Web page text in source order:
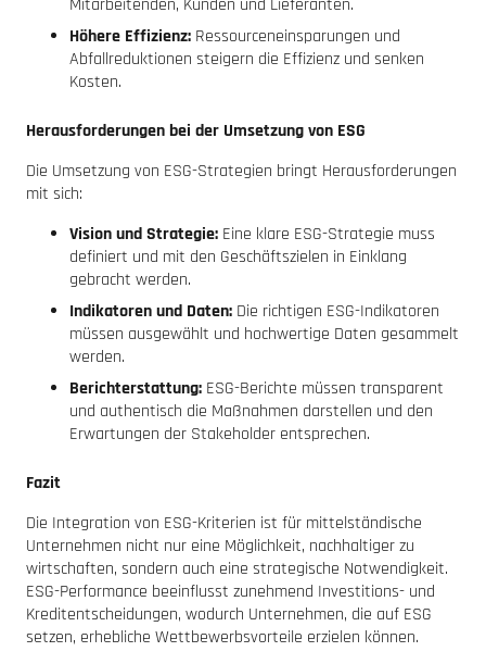
Mitarbeitenden, Kunden und Lieferanten.
Höhere Effizienz: Ressourceneinsparungen und
Abfallreduktionen steigern die Effizienz und senken
Kosten.
Herausforderungen bei der Umsetzung von ESG
Die Umsetzung von ESG-Strategien bringt Herausforderungen
mit sich:
Vision und Strategie: Eine klare ESG-Strategie muss
definiert und mit den Geschäftszielen in Einklang
gebracht werden.
Indikatoren und Daten: Die richtigen ESG-Indikatoren
müssen ausgewählt und hochwertige Daten gesammelt
werden.
Berichterstattung: ESG-Berichte müssen transparent
und authentisch die Maßnahmen darstellen und den
Erwartungen der Stakeholder entsprechen.
Fazit
Die Integration von ESG-Kriterien ist für mittelständische
Unternehmen nicht nur eine Möglichkeit, nachhaltiger zu
wirtschaften, sondern auch eine strategische Notwendigkeit.
ESG-Performance beeinflusst zunehmend Investitions- und
Kreditentscheidungen, wodurch Unternehmen, die auf ESG
setzen, erhebliche Wettbewerbsvorteile erzielen können.